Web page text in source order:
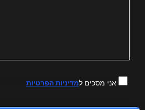
אני מסכים למדיניות הפרטיות